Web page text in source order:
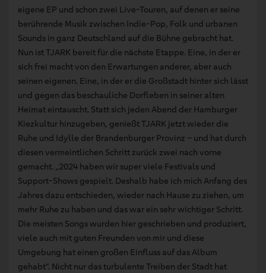
eigene EP und schon zwei Live-Touren, auf denen er seine
berührende Musik zwischen Indie-Pop, Folk und urbanen
Sounds in ganz Deutschland auf die Bühne gebracht hat.
Nun ist TJARK bereit für die nächste Etappe. Eine, in der er
sich frei macht von den Erwartungen anderer, aber auch
seinen eigenen. Eine, in der er die Großstadt hinter sich lässt
und gegen das beschauliche Dorfleben in seiner alten
Heimat eintauscht. Statt sich jeden Abend der Hamburger
Kiezkultur hinzugeben, genießt TJARK jetzt wieder die
Ruhe und Idylle der Brandenburger Provinz – und hat durch
diesen vermeintlichen Schritt zurück zwei nach vorne
gemacht. „2024 haben wir super viele Festivals und
Support-Shows gespielt. Deshalb habe ich mich Anfang des
Jahres dazu entschieden, wieder nach Hause zu ziehen, um
mehr Ruhe zu haben und das war ein sehr wichtiger Schritt.
Die meisten Songs wurden hier geschrieben und produziert,
viele auch mit guten Freunden von mir und diese
Umgebung hat einen großen Einfluss auf das Album
gehabt“. Nicht nur das turbulente Treiben der Stadt hat